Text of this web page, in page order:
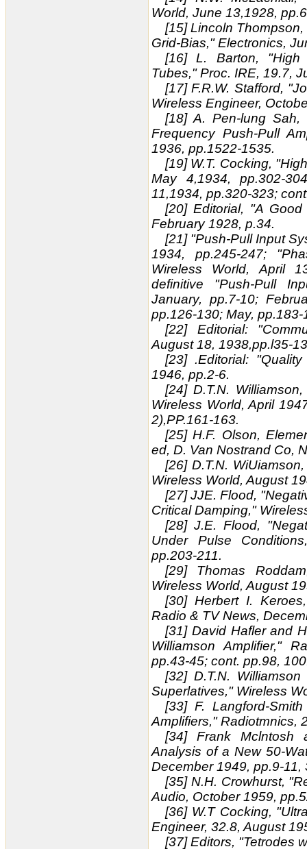
World, June 13,1928,
[15] Lincoln
Grid-Bias," Electronics,
[16] L. Barton, "High
Tubes," Proc. IRE, 19.7,
[17] F.R.W. Stafford,
Wireless Engineer,
[18] A. Pen-lung
Frequency Push-Pull
1936, pp.1522-1535.
[19] W.T. Cocking,
May 4,1934, pp.302-
11,1934, pp.320-323;
[20] Editorial, "A Good
February 1928, p.34.
[21] "Push-Pull Input
1934, pp.245-247;
Wireless World, April
definitive "Push-Pull
January, pp.7-10;
pp.126-130; May, pp.183-
[22] Editorial:
August 18, 1938,pp.l35-
[23] .Editorial:
1946, pp.2-6.
[24] D.T.N.
Wireless World, April
2),PP.161-163.
[25] H.F. Olson,
ed, D. Van Nostrand Co,
[26] D.T.N.
Wireless World, August
[27] JJE. Flood,
Critical Damping,"
[28] J.E. Flood,
Under Pulse
pp.203-211.
[29] Thomas
Wireless World, August
[30] Herbert I.
Radio & TV News,
[31] David Hafler and
Williamson Amplifier,"
pp.43-45; cont. pp.98,
[32] D.T.N.
Superlatives," Wireless
[33] F. Langford-
Amplifiers," Radiotmnics,
[34] Frank Mclntosh
Analysis of a New 50-
December 1949, pp.9-11,
[35] N.H. Crowhurst,
Audio, October 1959,
[36] W.T Cocking,
Engineer, 32.8, August
[37] Editors, "Tetrodes